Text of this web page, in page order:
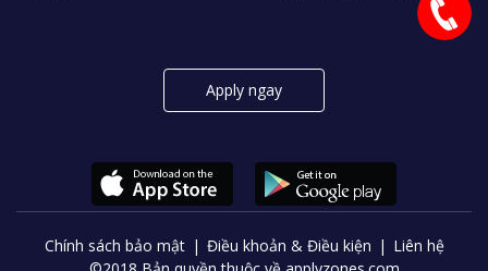
Apply ngay
Chính sách bảo mật Điều khoản & Điều kiện
Liên hệ